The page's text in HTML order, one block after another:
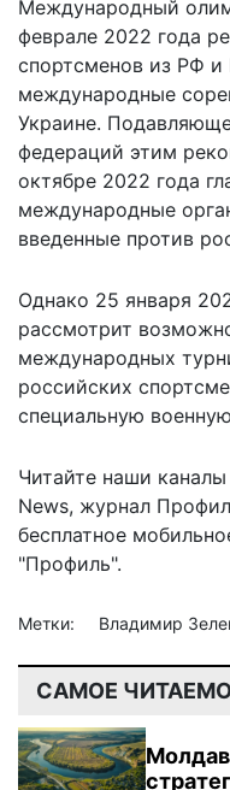
Международный
феврале 2022 года
спортсменов из РФ и
международные
Украине.
федераций этим
октябре 2022 года
международные
введенные против
Однако 25 января
рассмотрит
международных
российских
специальную
Читайте наши
News, журнал
бесплатное
"Профиль".
Метки: Владимир
САМОЕ